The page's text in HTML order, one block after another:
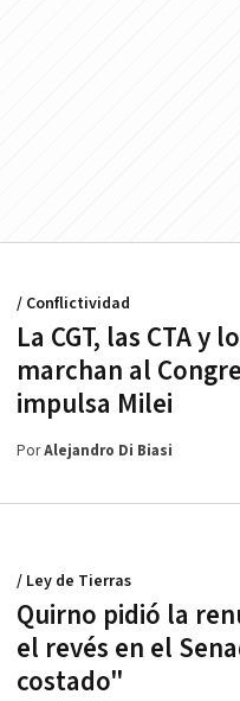
La CGT, las CTA y
marchan al
impulsa Milei
/ Conflictividad
PorAlejandro Di Biasi
Quirno pidió la
el revés en el
costado"
/ Ley de Tierras